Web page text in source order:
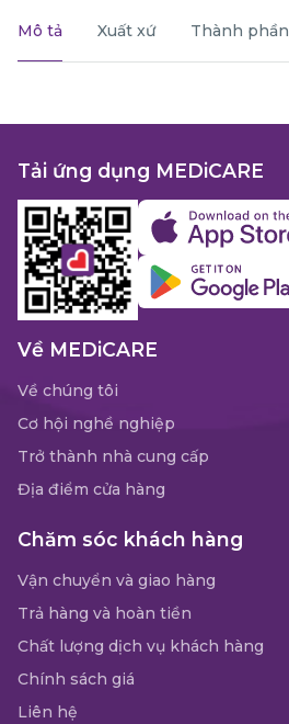
Mô tả Xuất xứ Thành phần
Tải ứng dụng MEDiCARE
Về MEDiCARE
Về chúng tôi
Cơ hội nghề nghiệp
Trở thành nhà cung cấp
Địa điểm cửa hàng
Chăm sóc khách hàng
Vận chuyển và giao hàng
Trả hàng và hoàn tiền
Chất lượng dịch vụ khách hàng
Chính sách giá
Liên hệ